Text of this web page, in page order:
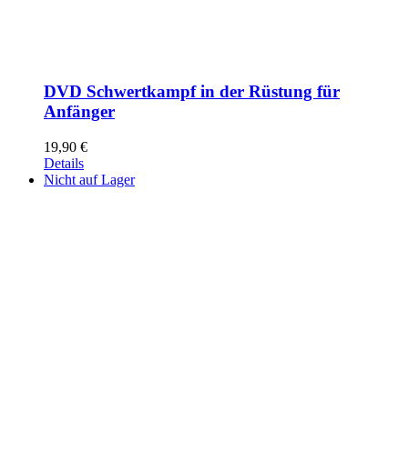
DVD Schwertkampf in der Rüstung für
Anfänger
19,90 €
Details
Nicht auf Lager